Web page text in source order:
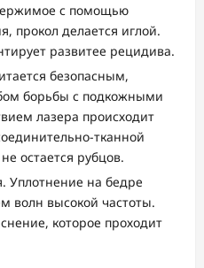
с помощью
прокол делается иглой.
развитее рецидива.
безопасным,
борьбы с подкожными
лазера происходит
тканной
остается рубцов.
Уплотнение на бедре
волн высокой частоты.
которое проходит